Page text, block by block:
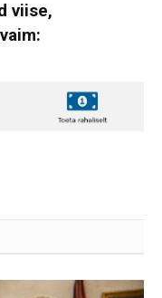
viise,